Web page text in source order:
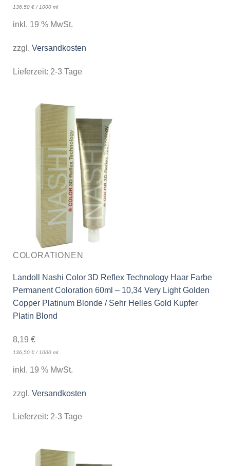
136,50 €/1000 ml
inkl. 19 % MwSt.
zzgl. Versandkosten
Lieferzeit: 2-3 Tage
COLORATIONEN
Landoll Nashi Color 3D Reflex Technology Haar Farbe
Permanent Coloration 60ml – 10,34 Very Light Golden
Copper Platinum Blonde / Sehr Helles Gold Kupfer
Platin Blond
8,19 €
136,50 €/ 1000 ml
inkl. 19 % MwSt.
zzgl. Versandkosten
Lieferzeit: 2-3 Tage